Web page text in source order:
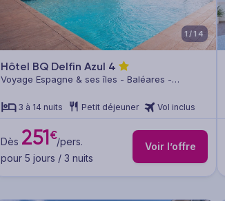
1/14
Hôtel BQ Delfin Azul 4
Voyage Espagne & ses îles - Baléares -
3 à 14 nuits Petit déjeuner Vol inclus
Dès 251€/pers.
pour 5 jours / 3 nuits
Voir l’offre